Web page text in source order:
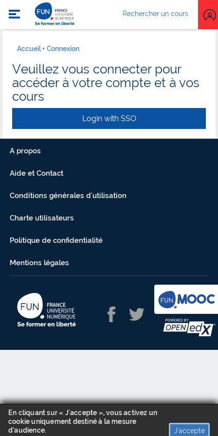
Rechercher un cours
En cliquant sur « J'accepte », vous activez un
cookie uniquement destiné à la mesure
d’audience.
J'accepte
Accueil Connexion
Veuillez vous connecter pour
accéder à votre compte et à vos
cours
Login with SSO
A propos
Aide et Contact
Conditions générales d'utilisation
Charte utilisateurs
Politique de confidentialité
Mentions légales